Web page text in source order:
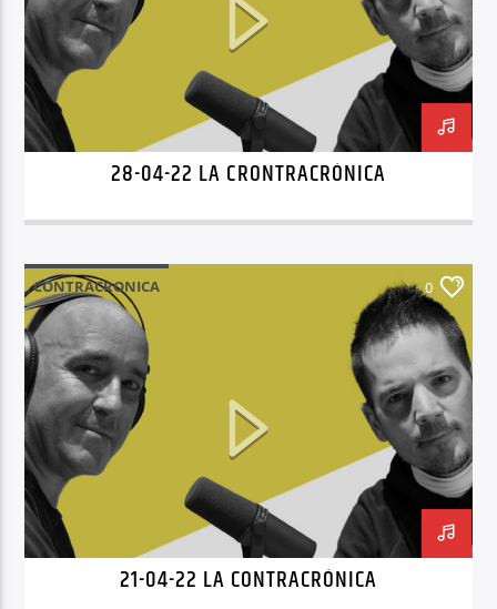
28-04-22 LA CRONTRACRÓNICA
CONTRACRONICA 0
21-04-22 LA CONTRACRÓNICA